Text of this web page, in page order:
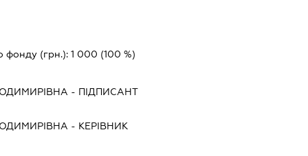
фонду (грн.):1 000 (100 %)
- ПІДПИСАНТ
- КЕРІВНИК